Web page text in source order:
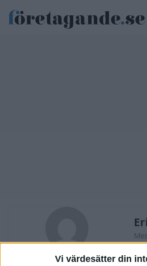
Vi värdesätter din